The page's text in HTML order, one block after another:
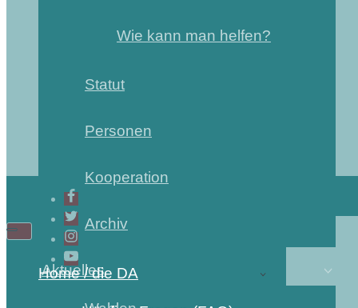
Wie kann man helfen?
Statut
Personen
Kooperation
Archiv
Aktuelles
Home / die DA